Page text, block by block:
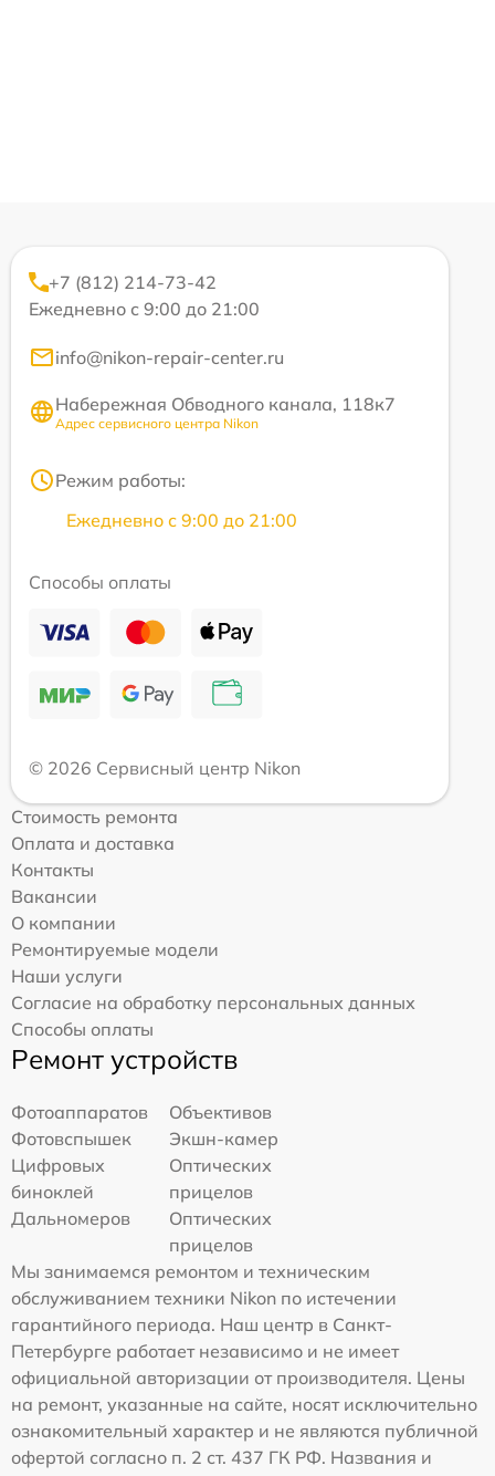
+7 (812) 214-73-42
Ежедневно с 9:00 до 21:00
info@nikon-repair-center.ru
Набережная Обводного канала, 118к7
Адрес сервисного центра Nikon
Режим работы:
Ежедневно с 9:00 до 21:00
Способы оплаты
© 2026 Сервисный центр Nikon
Стоимость ремонта
Оплата и доставка
Контакты
Вакансии
О компании
Ремонтируемые модели
Наши услуги
Согласие на обработку персональных данных
Способы оплаты
Ремонт устройств
Фотоаппаратов
Объективов
Фотовспышек
Экшн-камер
Цифровых
биноклей
Оптических
прицелов
Дальномеров
Оптических
прицелов
Мы занимаемся ремонтом и техническим
обслуживанием техники Nikon по истечении
гарантийного периода. Наш центр в Санкт-
Петербурге работает независимо и не имеет
официальной авторизации от производителя. Цены
на ремонт, указанные на сайте, носят исключительно
ознакомительный характер и не являются публичной
офертой согласно п. 2 ст. 437 ГК РФ. Названия и